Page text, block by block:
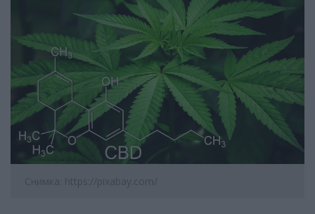
Снимка: https://pixabay.com/